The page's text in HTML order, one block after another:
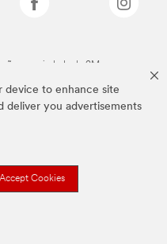
device to enhance site
deliver you advertisements
Accept Cookies
são propriedade da 3M.